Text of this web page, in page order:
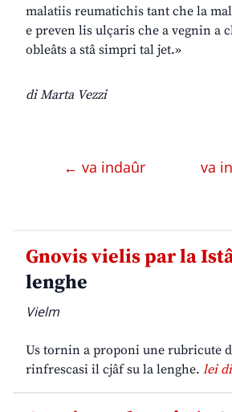
malatiis reumatichis tant che la
e preven lis ulçaris che a vegnin a
obleâts a stâ simpri tal jet.»
di Marta Vezzi
← va indaûr va
Gnovis vielis par la
lenghe
Vielm
Us tornin a proponi une rubricute
rinfrescasi il cjâf su la lenghe. lei